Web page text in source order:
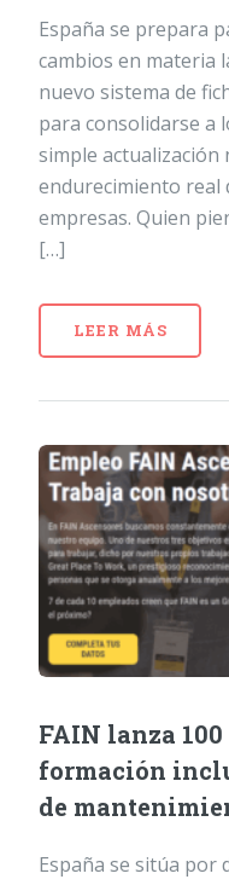
España se prepara
cambios en materia
nuevo sistema de
para consolidarse a
simple actualización
endurecimiento real
empresas. Quien
[…]
LEER MÁS
FAIN lanza
formación
de
España se sitúa por